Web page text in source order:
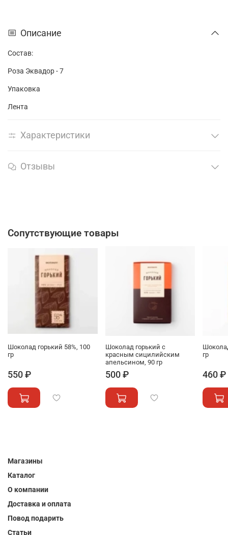
Описание
Состав:
Роза Эквадор - 7
Упаковка
Лента
Характеристики
Отзывы
Сопутствующие товары
Шоколад горький 58%, 100
гр
550 ₽
Шоколад горький с
красным сицилийским
апельсином, 90 гр
500 ₽
гр
460 ₽
Магазины
Каталог
О компании
Доставка и оплата
Повод подарить
Статьи